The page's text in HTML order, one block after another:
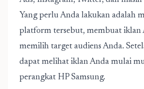
Yang perlu Anda lakukan adalah
platform tersebut, membuat iklan
memilih target audiens Anda.
dapat melihat iklan Anda mulai
perangkat HP Samsung.